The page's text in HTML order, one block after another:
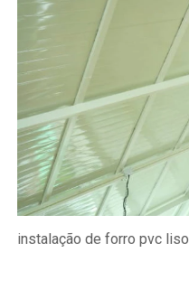
instalação de forro pvc liso